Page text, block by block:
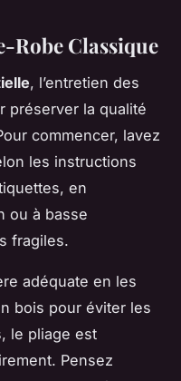
Robe Classique
, l’entretien des
préserver la qualité
commencer, lavez
les instructions
en
ou à basse
fragiles.
adéquate en les
bois pour éviter les
le pliage est
Pensez